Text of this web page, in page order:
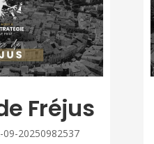
Fréjus
20250982537